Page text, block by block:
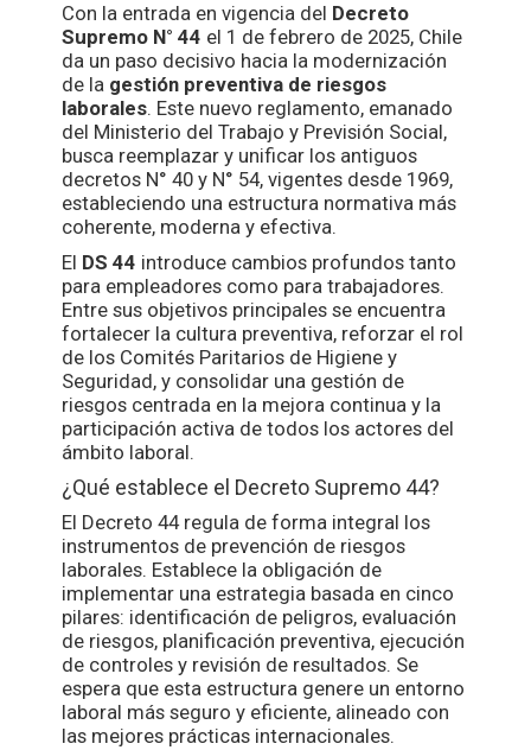
Con la entrada en vigencia del Decreto
Supremo N° 44 el 1 de febrero de 2025, Chile
da un paso decisivo hacia la modernización
de la gestión preventiva de riesgos
laborales. Este nuevo reglamento, emanado
del Ministerio del Trabajo y Previsión Social,
busca reemplazar y unificar los antiguos
decretos N° 40 y N° 54, vigentes desde 1969,
estableciendo una estructura normativa más
coherente, moderna y efectiva.
El DS 44 introduce cambios profundos tanto
para empleadores como para trabajadores.
Entre sus objetivos principales se encuentra
fortalecer la cultura preventiva, reforzar el rol
de los Comités Paritarios de Higiene y
Seguridad, y consolidar una gestión de
riesgos centrada en la mejora continua y la
participación activa de todos los actores del
ámbito laboral.
¿Qué establece el Decreto Supremo 44?
El Decreto 44 regula de forma integral los
instrumentos de prevención de riesgos
laborales. Establece la obligación de
implementar una estrategia basada en cinco
pilares: identificación de peligros, evaluación
de riesgos, planificación preventiva, ejecución
de controles y revisión de resultados. Se
espera que esta estructura genere un entorno
laboral más seguro y eficiente, alineado con
las mejores prácticas internacionales.